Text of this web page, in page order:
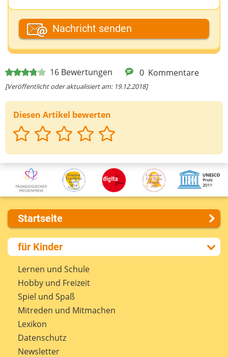
16 Bewertungen 0 Kommentare
[Veröffentlicht oder aktualisiert am: 19.12.2018]
Diesen Artikel bewerten
Dein Fantasiename
Deine E-Mail-Adresse (wenn du eine Antwort
möchtest)
Deine Nachricht
Nachricht senden
Startseite
Über uns
Presse
Kontakt
Impressum
Internet-ABC Sitemap
Barrierefreiheit
Länderprojekte
für Kinder
Lernen und Schule
Hobby und Freizeit
Spiel und Spaß
Mitreden und Mitmachen
Lexikon
Datenschutz
Newsletter